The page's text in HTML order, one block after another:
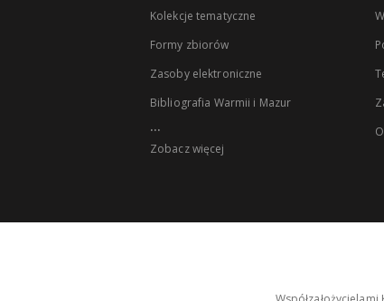
Kolekcje tematyczne
Formy zbiorów
Zasoby elektroniczne
Bibliografia Warmii i Mazur
...
Zobacz więcej